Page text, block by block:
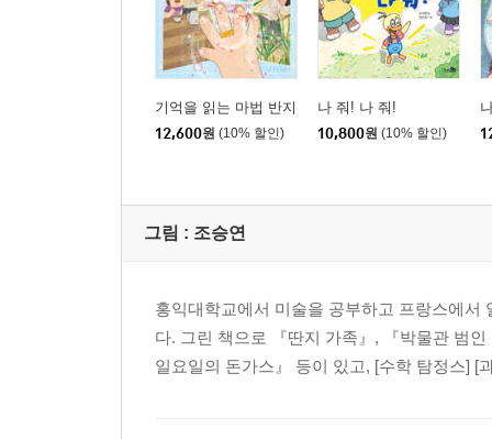
기억을 읽는 마법 반지
12,600원 (10% 할인)
나 줘! 나 줘!
10,800원 (10% 할인)
그림 : 조승연
홍익대학교에서 미술을 공부하고 프랑스에
다. 그린 책으로 『딴지 가족』, 『박물관 범
일요일의 돈가스』 등이 있고, [수학 탐정스] [